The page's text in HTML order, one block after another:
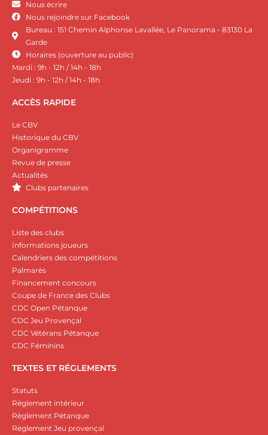
Nous écrire
Nous rejoindre sur Facebook
Bureau : 151 Chemin Alphonse Lavallée, Le Panorama - 83130 La
Garde
Horaires (ouverture au public)
Mardi : 9h - 12h / 14h - 18h
Jeudi : 9h - 12h / 14h - 18h
ACCÈS RAPIDE
Le CBV
Historique du CBV
Organigramme
Revue de presse
Actualités
Clubs partenaires
COMPÉTITIONS
Liste des clubs
Informations joueurs
Calendriers des compétitions
Palmarès
Financement concours
Coupe de France des Clubs
CDC Open Pétanque
CDC Jeu Provençal
CDC Vétérans Pétanque
CDC Féminins
TEXTES ET RÉGLEMENTS
Statuts
Règlement intérieur
Règlement Pétanque
Règlement Jeu provençal